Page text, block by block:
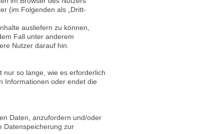
(im Folgenden als „Dritt-
ausliefern zu können,
Fall unter anderem
Nutzer darauf hin.
nur so lange, wie es erforderlich
Informationen oder endet die
Daten, anzufordern und/oder
Datenspeicherung zur